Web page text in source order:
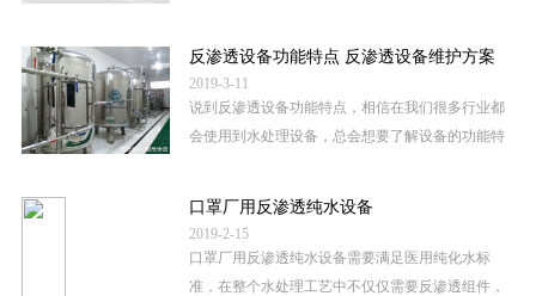
反渗透设备功能特点 反渗透设备维护方案
2019-3-11
说到反渗透设备功能特点，相信在我们很多行业都
会使用到水处理设备，总会想要了解设备的功能特
口罩厂用反渗透纯水设备
2019-2-15
口罩厂用反渗透纯水设备需要满足医用纯化水标
准，在整个水处理工艺中不仅仅需要反渗透组件，